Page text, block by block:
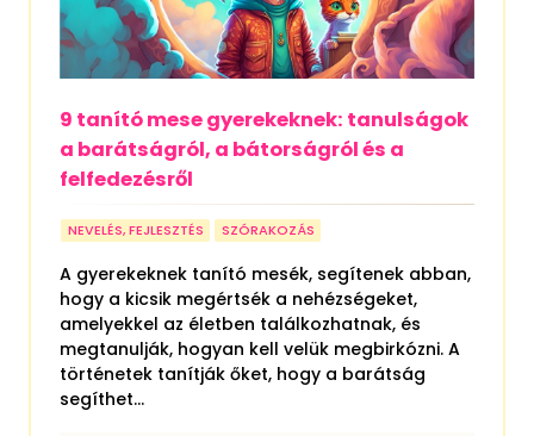
9 tanító mese gyerekeknek: tanulságok
a barátságról, a bátorságról és a
felfedezésről
NEVELÉS, FEJLESZTÉS SZÓRAKOZÁS
A gyerekeknek tanító mesék, segítenek abban,
hogy a kicsik megértsék a nehézségeket,
amelyekkel az életben találkozhatnak, és
megtanulják, hogyan kell velük megbirkózni. A
történetek tanítják őket, hogy a barátság
segíthet...